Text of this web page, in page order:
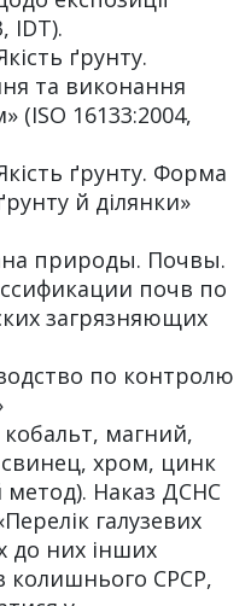
IDT).
ґрунту.
та виконання
(ISO 16133:2004,
ґрунту. Форма
й ділянки»
природы. Почвы.
почв по
загрязняющих
по контролю
магний,
хром, цинк
Наказ ДСНС
галузевих
до них інших
колишнього СРСР,